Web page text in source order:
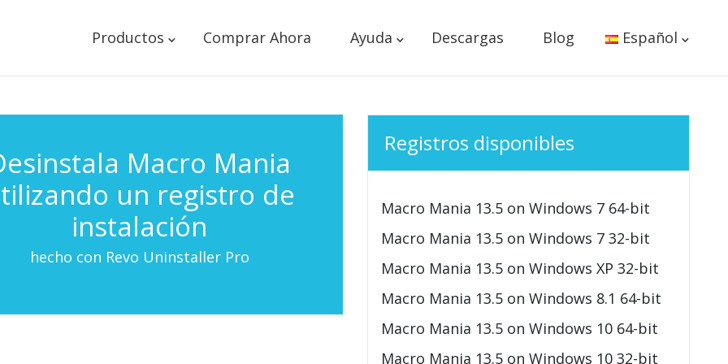
Productos Comprar Ahora Ayuda Descargas Blog Español
Macro Mania
un registro de
instalación
hecho con Revo Uninstaller Pro
Registros disponibles
Macro Mania 13.5 on Windows 7 64-bit
Macro Mania 13.5 on Windows 7 32-bit
Macro Mania 13.5 on Windows XP 32-bit
Macro Mania 13.5 on Windows 8.1 64-bit
Macro Mania 13.5 on Windows 10 64-bit
Macro Mania 13.5 on Windows 10 32-bit